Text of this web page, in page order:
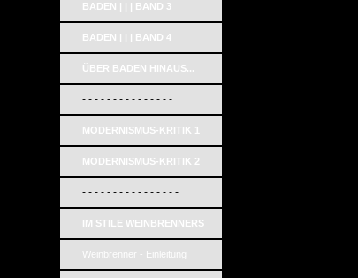
BADEN | | | BAND 3
BADEN | | | BAND 4
ÜBER BADEN HINAUS...
- - - - - - - - - - - - - - -
MODERNISMUS-KRITIK 1
MODERNISMUS-KRITIK 2
- - - - - - - - - - - - - - - -
IM STILE WEINBRENNERS
Weinbrenner - Einleitung